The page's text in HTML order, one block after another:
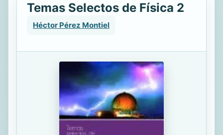
Temas Selectos de Física 2
Héctor Pérez Montiel